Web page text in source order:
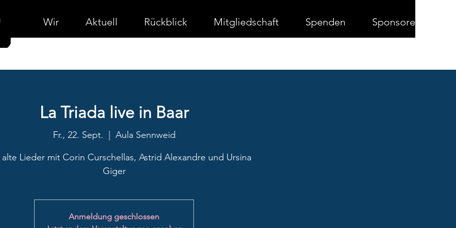
Wir Aktuell Rückblick Mitgliedschaft Spenden Sponsoren
La Triada live in Baar
Fr., 22. Sept.
Aula Sennweid
Lieder mit Corin Curschellas, Astrid Alexandre und Ursina
Giger
Anmeldung geschlossen